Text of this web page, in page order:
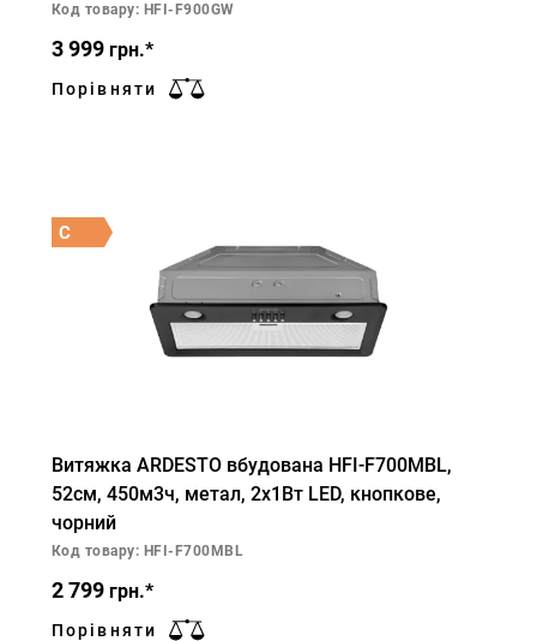
Код товару: HFI-F900GW
3 999 грн.*
Порівняти
C
Витяжка ARDESTO вбудована HFI-F700MBL,
52см, 450м3ч, метал, 2х1Вт LED, кнопкове,
чорний
Код товару: HFI-F700MBL
2 799 грн.*
Порівняти